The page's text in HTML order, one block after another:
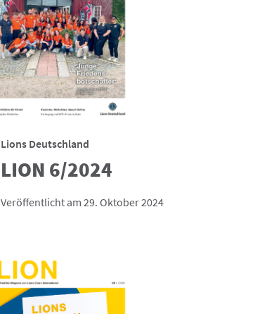
Lions Deutschland
LION 6/2024
Veröffentlicht am 29. Oktober 2024